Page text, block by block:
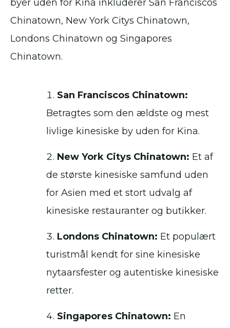
byer uden for Kina inkluderer San Franciscos
Chinatown, New York Citys Chinatown,
Londons Chinatown og Singapores
Chinatown.
San Franciscos Chinatown:
Betragtes som den ældste og mest
livlige kinesiske by uden for Kina.
New York Citys Chinatown: Et af
de største kinesiske samfund uden
for Asien med et stort udvalg af
kinesiske restauranter og butikker.
Londons Chinatown: Et populært
turistmål kendt for sine kinesiske
nytaarsfester og autentiske kinesiske
retter.
Singapores Chinatown: En